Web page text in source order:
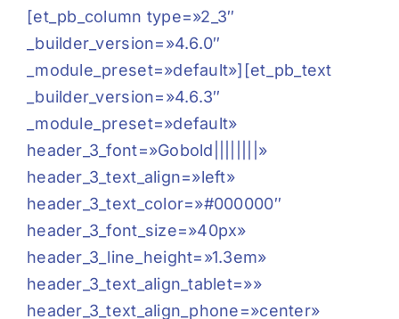
[et_pb_column type=»2_3″
_builder_version=»4.6.0″
_module_preset=»default»][et_pb_text
_builder_version=»4.6.3″
_module_preset=»default»
header_3_font=»Gobold||||||||»
header_3_text_align=»left»
header_3_text_color=»#000000″
header_3_font_size=»40px»
header_3_line_height=»1.3em»
header_3_text_align_tablet=»»
header_3_text_align_phone=»center»